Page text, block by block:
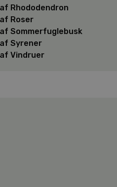
Rhododendron
Roser
Sommerfuglebusk
Syrener
Vindruer